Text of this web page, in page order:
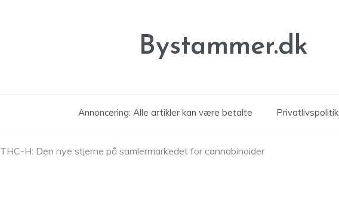
Bystammer.dk
Annoncering: Alle artikler kan være betalte Privatlivspolitik
THC-H: Den nye stjerne på samlermarkedet for cannabinoider